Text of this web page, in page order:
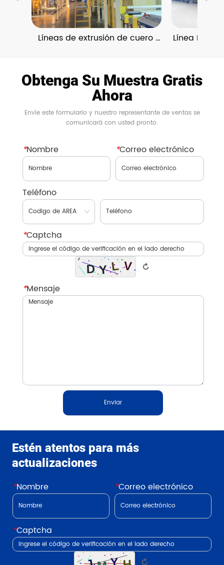
Líneas de extrusión de cuero Línea De
Obtenga Su Muestra Gratis
Ahora
Envíe este formulario y nuestro representante de ventas se
comunicará con usted pronto.
*Nombre *Correo electrónico
Teléfono
*Captcha
↻
*Mensaje
Enviar
Estén atentos para más
actualizaciones
*Nombre *Correo electrónico
*Captcha
↻